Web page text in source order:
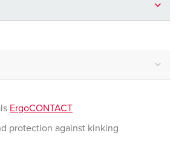
ErgoCONTACT
protection against kinking